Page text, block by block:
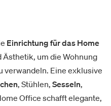
Einrichtung für das Home
um die Wohnung
verwandeln. Eine exklusive
, Stühlen, Sesseln,
Office schafft elegante,